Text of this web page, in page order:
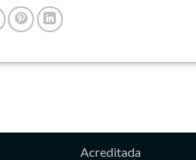
Acreditada